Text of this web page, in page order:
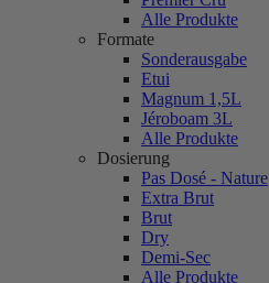
Alle Produkte
Formate
Sonderausgabe
Etui
Magnum 1,5L
Jéroboam 3L
Alle Produkte
Dosierung
Pas Dosé - Nature
Extra Brut
Brut
Dry
Demi-Sec
Alle Produkte